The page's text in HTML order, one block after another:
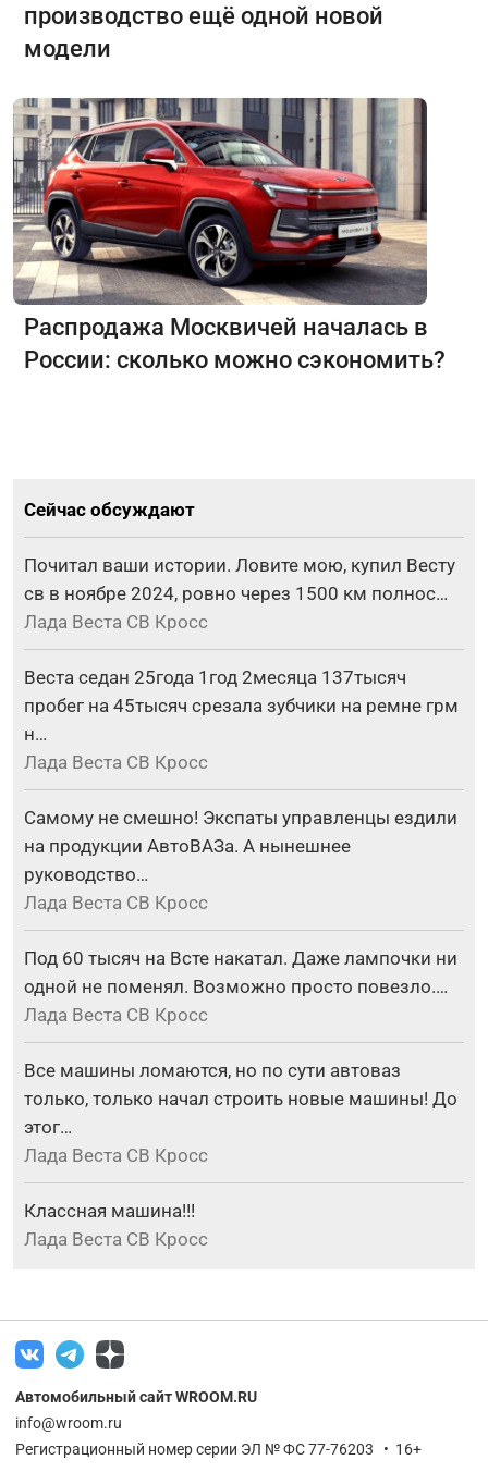
производство ещё одной новой
модели
Распродажа Москвичей началась в
России: сколько можно сэкономить?
Сейчас обсуждают
Почитал ваши истории. Ловите мою, купил Весту
св в ноябре 2024, ровно через 1500 км полнос…
Лада Веста СВ Кросс
Веста седан 25года 1год 2месяца 137тысяч
пробег на 45тысяч срезала зубчики на ремне грм
н…
Лада Веста СВ Кросс
Самому не смешно! Экспаты управленцы ездили
на продукции АвтоВАЗа. А нынешнее
руководство…
Лада Веста СВ Кросс
Под 60 тысяч на Всте накатал. Даже лампочки ни
одной не поменял. Возможно просто повезло.…
Лада Веста СВ Кросс
Все машины ломаются, но по сути автоваз
только, только начал строить новые машины! До
этог…
Лада Веста СВ Кросс
Классная машина!!!
Лада Веста СВ Кросс
Автомобильный сайт WROOM.RU
info@wroom.ru
Регистрационный номер серии ЭЛ № ФС 77-76203 • 16+